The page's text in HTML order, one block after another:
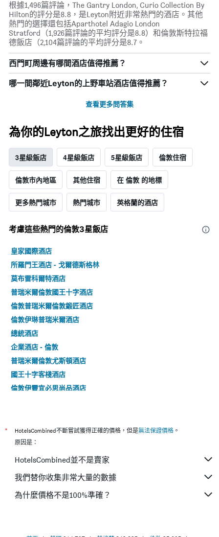
根據1,496篇評論，The Gantry London, Curio Collection By
Hilton的評分是8.8，是Leyton附近非常熱門的酒店。其他
熱門的選擇還包括Aparthotel Adagio London
Stratford（1,926篇評論的平均評分是8.8）和倫敦斯特拉福
德飯店（2,104篇評論的平均評分是8.7。
西門町周邊有哪間酒店值得推薦？
哪一間鄰近Leyton的上野車站酒店值得推薦？
查看更多問答集
為你的Leyton之旅找出更好的住宿
3星級飯店 4星級飯店 5星級飯店 倫敦住宿
倫敦市內地區 其他住宿 在 倫敦 的地標
更多熱門城市 熱門城市 英格蘭的酒店
考慮這些熱門的倫敦3星​飯店
皇家國際酒店
所羅門王酒店 - 戈爾德斯格林
莫布雷科爾特酒店
普瑞米爾倫敦國王十字酒店
倫敦普瑞米爾倫敦鍛匠酒店
倫敦伊琳普瑞米爾酒店
總統酒店
企業酒店 - 倫敦
普瑞米爾倫敦尤斯頓酒店
國王十字客棧酒店
倫敦伊靈宜必思尚品酒店
尤斯頓廣場酒店
倫敦國王十字皇家蘇格蘭遊客酒店
倫敦國王十字- 聖潘克拉斯A點酒店
泰維斯托克飯店
克萊斯特菲爾德酒店
* HotelsCombined不斷嘗試獲得正確的價格，但是無法保證價格 。
原因是：
HotelsCombined並不是賣家
我們替你收集非常大量的數據
為什麼價格不是100%準確？